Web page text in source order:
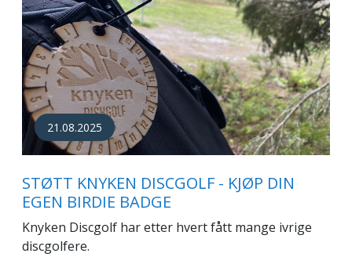
21.08.2025
STØTT KNYKEN DISCGOLF - KJØP DIN
EGEN BIRDIE BADGE
Knyken Discgolf har etter hvert fått mange ivrige
discgolfere.